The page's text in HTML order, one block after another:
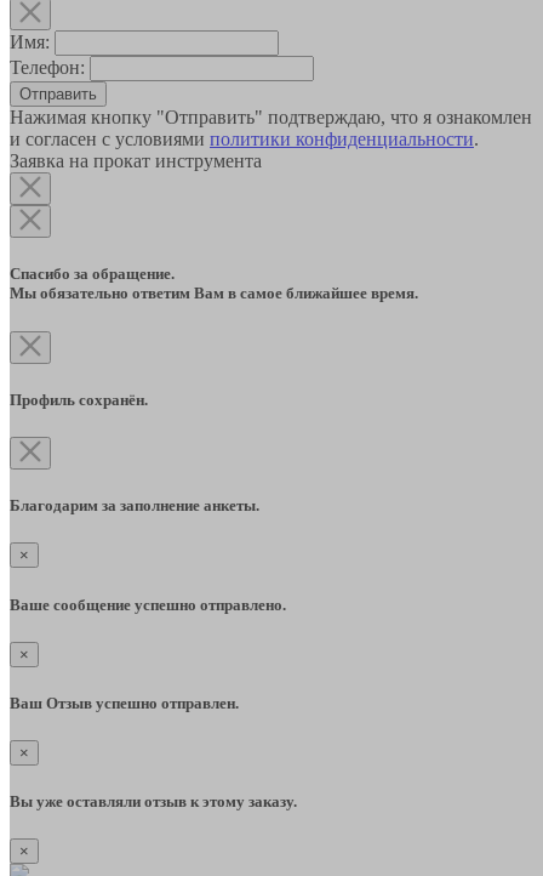
Имя:
Телефон:
Отправить
Нажимая кнопку "Отправить" подтверждаю, что я ознакомлен
и согласен с условиями политики конфиденциальности.
Заявка на прокат инструмента
Спасибо за обращение.
Мы обязательно ответим Вам в самое ближайшее время.
Профиль сохранён.
Благодарим за заполнение анкеты.
×
Ваше сообщение успешно отправлено.
×
Ваш Отзыв успешно отправлен.
×
Вы уже оставляли отзыв к этому заказу.
×